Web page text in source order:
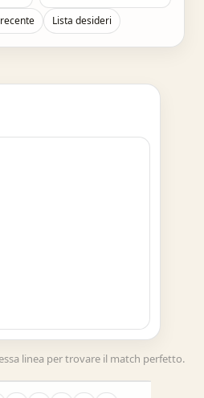
Lista desideri
linea per trovare il match perfetto.